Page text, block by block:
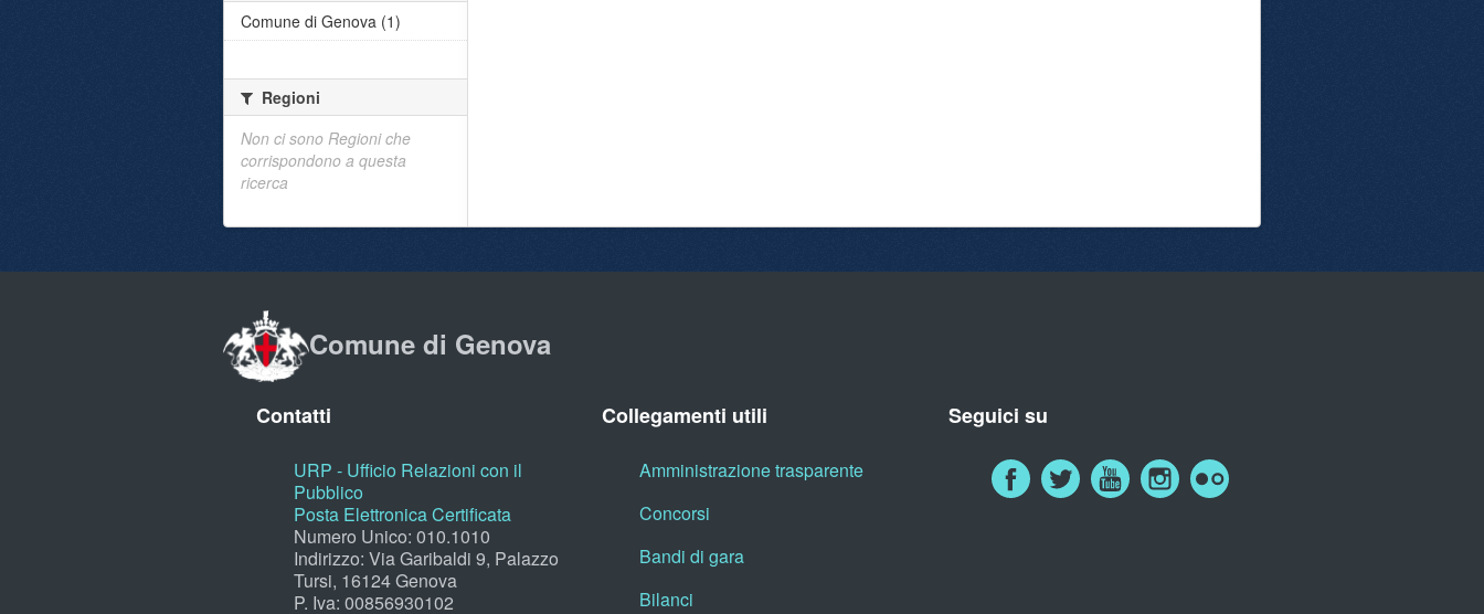
Comune di Genova (1)
Regioni
Non ci sono Regioni che
corrispondono a questa
ricerca
Comune di Genova
Contatti
URP - Ufficio Relazioni con il
Pubblico
Posta Elettronica Certificata
Numero Unico: 010.1010
Indirizzo: Via Garibaldi 9, Palazzo
Tursi, 16124 Genova
P. Iva: 00856930102
Collegamenti utili
Amministrazione trasparente
Concorsi
Bandi di gara
Bilanci
Seguici su